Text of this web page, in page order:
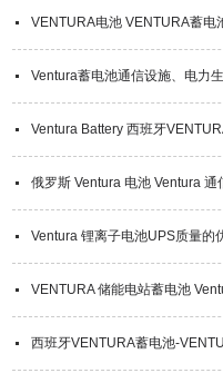
VENTURA电池 VENTURA蓄电
Ventura蓄电池通信设施、电力
Ventura Battery 西班牙
俄罗斯 Ventura 电池 Ventura
Ventura 锂离子电池UPS质量的
VENTURA 储能电站蓄电池
西班牙VENTURA蓄电池-